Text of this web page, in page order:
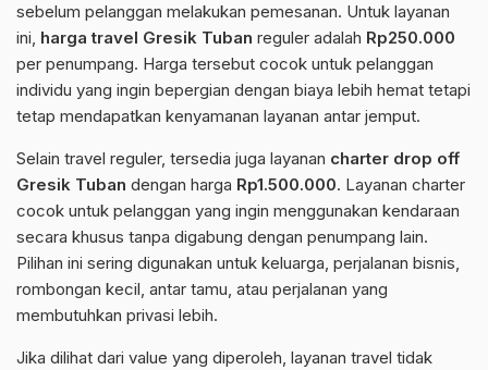
sebelum pelanggan melakukan pemesanan. Untuk layanan
ini, harga travel Gresik Tuban reguler adalah Rp250.000
per penumpang. Harga tersebut cocok untuk pelanggan
individu yang ingin bepergian dengan biaya lebih hemat tetapi
tetap mendapatkan kenyamanan layanan antar jemput.
Selain travel reguler, tersedia juga layanan charter drop off
Gresik Tuban dengan harga Rp1.500.000. Layanan charter
cocok untuk pelanggan yang ingin menggunakan kendaraan
secara khusus tanpa digabung dengan penumpang lain.
Pilihan ini sering digunakan untuk keluarga, perjalanan bisnis,
rombongan kecil, antar tamu, atau perjalanan yang
membutuhkan privasi lebih.
Jika dilihat dari value yang diperoleh, layanan travel tidak